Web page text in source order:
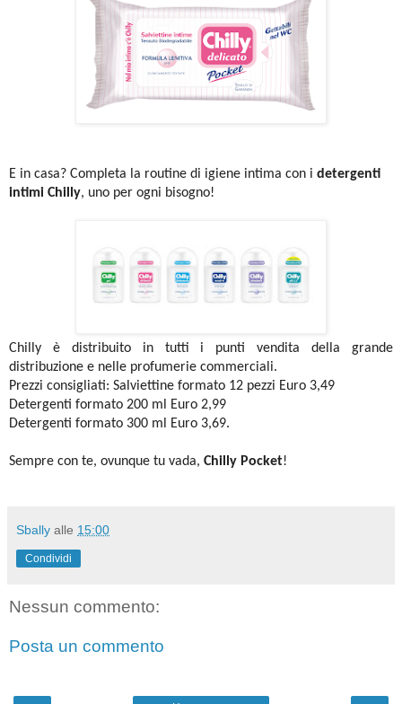
E in casa? Completa la routine di igiene intima con i detergenti
intimi Chilly, uno per ogni bisogno!
Chilly è distribuito in tutti i punti vendita della grande
distribuzione e nelle profumerie commerciali.
Prezzi consigliati: Salviettine formato 12 pezzi Euro 3,49
Detergenti formato 200 ml Euro 2,99
Detergenti formato 300 ml Euro 3,69.
Sempre con te, ovunque tu vada, Chilly Pocket!
Sbally alle 15:00
Condividi
Nessun commento:
Posta un commento